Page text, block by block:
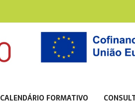
CALENDÁRIO FORMATIVO